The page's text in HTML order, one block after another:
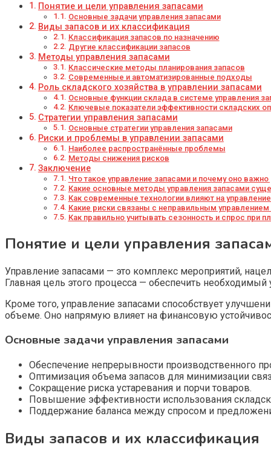
Понятие и цели управления запасами
Основные задачи управления запасами
Виды запасов и их классификация
Классификация запасов по назначению
Другие классификации запасов
Методы управления запасами
Классические методы планирования запасов
Современные и автоматизированные подходы
Роль складского хозяйства в управлении запасами
Основные функции склада в системе управления
Ключевые показатели эффективности складских
Стратегии управления запасами
Основные стратегии управления запасами
Риски и проблемы в управлении запасами
Наиболее распространённые проблемы
Методы снижения рисков
Заключение
Что такое управление запасами и почему оно важно
Какие основные методы управления запасами
Как современные технологии влияют на
Какие риски связаны с неправильным управлением
Как правильно учитывать сезонность и спрос при
Понятие и цели управления
Управление запасами — это комплекс мероприятий,
Главная цель этого процесса — обеспечить
Кроме того, управление запасами способствует
объеме. Оно напрямую влияет на финансовую
Основные задачи управления запасами
Обеспечение непрерывности производственного
Оптимизация объема запасов для минимизации
Сокращение риска устаревания и порчи товаров.
Повышение эффективности использования
Поддержание баланса между спросом и
Виды запасов и их классификация